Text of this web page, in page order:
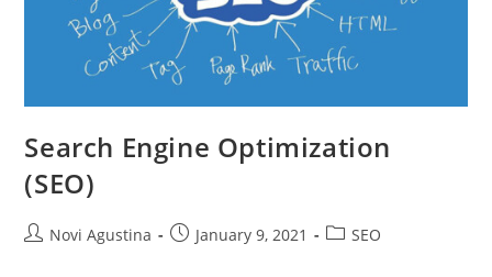
Search Engine Optimization
(SEO)
PostNovi Agustina
PostJanuary 9, 2021
PostSEO